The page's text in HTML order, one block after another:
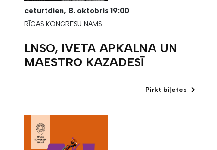
ceturtdien, 8. oktobris 19:00
RĪGAS KONGRESU NAMS
LNSO, IVETA APKALNA UN
MAESTRO KAZADESĪ
Pirkt biļetes